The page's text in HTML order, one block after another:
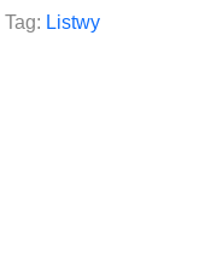
Tag: Listwy